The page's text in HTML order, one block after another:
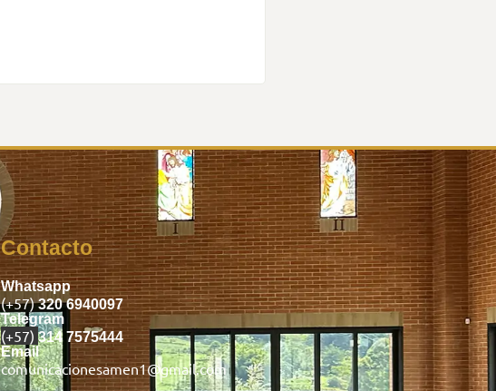
Contacto
Whatsapp
(+57)320 6940097
Telegram
(+57)314 7575444
Email
comunicacionesamen1@gmail.com